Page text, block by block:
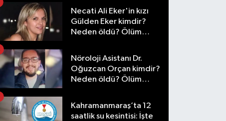
Necati Ali Eker'in kızı
Gülden Eker kimdir?
Neden öldü? Ölüm
Nöroloji Asistanı Dr.
Oğuzcan Orçan kimdir?
Neden öldü? Ölüm
Kahramanmaraş’ta 12
saatlik su kesintisi: İşte